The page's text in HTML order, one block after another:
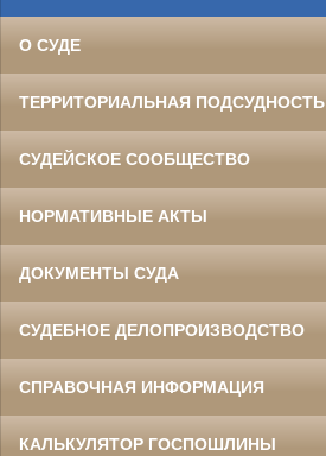
О СУДЕ
ТЕРРИТОРИАЛЬНАЯ ПОДСУДНОСТЬ
СУДЕЙСКОЕ СООБЩЕСТВО
НОРМАТИВНЫЕ АКТЫ
ДОКУМЕНТЫ СУДА
СУДЕБНОЕ ДЕЛОПРОИЗВОДСТВО
СПРАВОЧНАЯ ИНФОРМАЦИЯ
КАЛЬКУЛЯТОР ГОСПОШЛИНЫ